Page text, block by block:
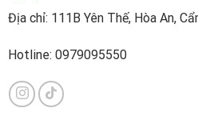
Địa chỉ: 111B Yên Thế, Hòa An,
Hotline: 0979095550